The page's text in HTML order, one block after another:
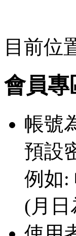
目前位
會員專
帳號
預設
例如:
(月日